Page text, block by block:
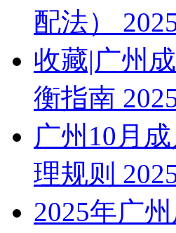
配法）
收藏|广州
衡指南
广州10月
理规则
2025年广